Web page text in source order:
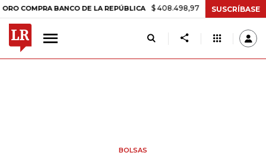
BANCO DE LA REPÚBLICA $ 408.498,97 +$ 8.753,81 +2,19%
SUSCRÍBASE
BOLSAS